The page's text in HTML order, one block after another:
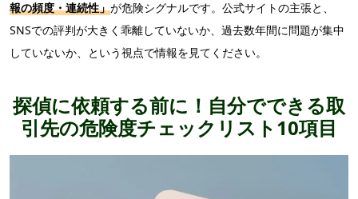
報の頻度・連続性」が危険シグナルです。公式サイトの主張と、
SNSでの評判が大きく乖離していないか、過去数年間に問題が集中
していないか、という視点で情報を見てください。
探偵に依頼する前に！自分でできる取
引先の危険度チェックリスト10項目